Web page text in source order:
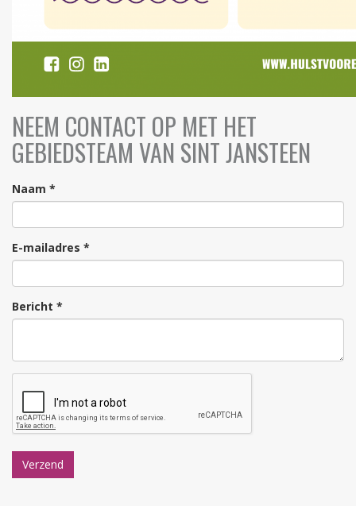
NEEM CONTACT OP MET HET
GEBIEDSTEAM VAN SINT JANSTEEN
Naam *
E-mailadres *
Bericht *